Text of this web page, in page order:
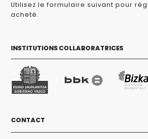
Utilisez le formulaire suivant pour
acheté.
INSTITUTIONS COLLABORATRICES
CONTACT